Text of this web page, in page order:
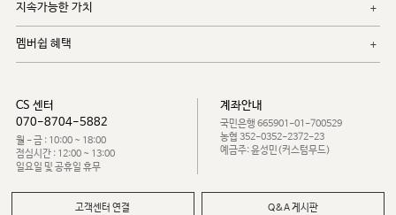
지속가능한 가치
멤버쉽 혜택
CS 센터
070-8704-5882
월 - 금 : 10:00 ~ 18:00
점심시간 : 12:00 ~ 13:00
일요일 및 공휴일 휴무
계좌안내
국민은행 665901-01-700529
농협 352-0352-2372-23
예금주: 윤성민(커스텀무드)
고객센터 연결 Q&A 게시판